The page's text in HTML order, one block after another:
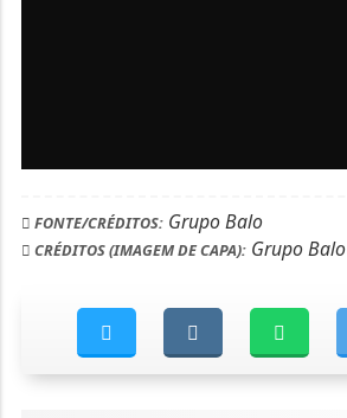
FONTE/CRÉDITOS:Grupo Balo
CRÉDITOS (IMAGEM DE CAPA):Grupo Balo